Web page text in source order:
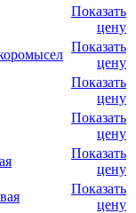
Показать
цену
Показать
цену
Показать
цену
Показать
цену
Показать
цену
Показать
цену